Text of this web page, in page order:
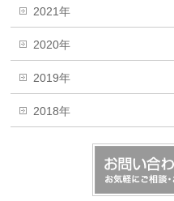
2021年
2020年
2019年
2018年